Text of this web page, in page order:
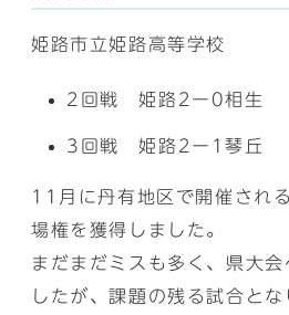
姫路市立姫路高等学校
2回戦 姫路2ー0相生
3回戦 姫路2ー1琴丘
11月に丹有地区で開催され
場権を獲得しました。
まだまだミスも多く、県大
したが、課題の残る試合とな